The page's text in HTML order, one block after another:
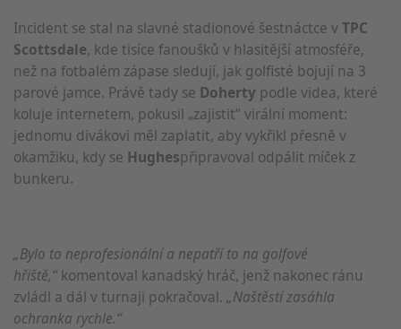
Incident se stal na slavné stadionové šestnáctce vTPC
Scottsdale, kde tisíce fanoušků v hlasitější atmosféře,
než na fotbalém zápase sledují, jak golfisté bojují na 3
parové jamce. Právě tady se Doherty podle videa, které
koluje internetem, pokusil „zajistit“ virální moment:
jednomu divákovi měl zaplatit, aby vykřikl přesně v
okamžiku, kdy se Hughespřipravoval odpálit míček z
bunkeru.
„Bylo to neprofesionální a nepatří to na golfové
hřiště,“komentoval kanadský hráč, jenž nakonec ránu
zvládl a dál v turnaji pokračoval. „Naštěstí zasáhla
ochranka rychle.“